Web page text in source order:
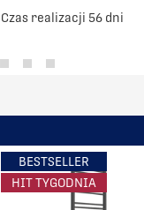
Czas realizacji 56 dni
BESTSELLER
HIT TYGODNIA